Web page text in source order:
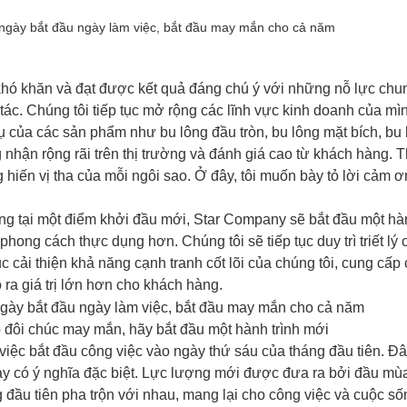
khăn và đạt được kết quả đáng chú ý với những nỗ lực
Chúng tôi tiếp tục mở rộng các lĩnh vực kinh doanh của
các sản phẩm như bu lông đầu tròn, bu lông mặt bích, bu
rộng rãi trên thị trường và đánh giá cao từ khách hàng.
vị tha của mỗi ngôi sao. Ở đây, tôi muốn bày tỏ lời cảm
tại một điểm khởi đầu mới, Star Company sẽ bắt đầu một
cách thực dụng hơn. Chúng tôi sẽ tiếp tục duy trì triết lý
cải thiện khả năng cạnh tranh cốt lõi của chúng tôi, cung cấp
giá trị lớn hơn cho khách hàng.
chúc may mắn, hãy bắt đầu một hành trình mới
bắt đầu công việc vào ngày thứ sáu của tháng đầu tiên.
có ý nghĩa đặc biệt. Lực lượng mới được đưa ra bởi đầu
tiên pha trộn với nhau, mang lại cho công việc và cuộc